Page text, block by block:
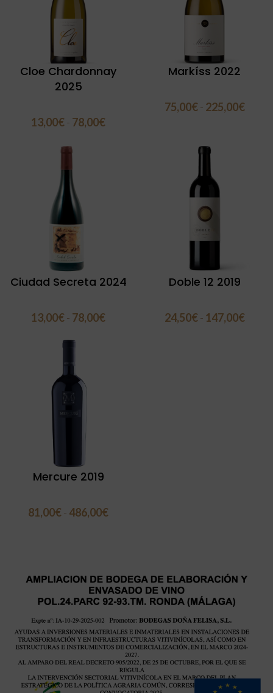
Cloe Chardonnay
2025
13,00€- 78,00€
Markíss 2022
75,00€- 225,00€
Ciudad Secreta 2024
13,00€- 78,00€
Doble 12 2019
24,50€- 147,00€
Mercure 2019
81,00€- 486,00€